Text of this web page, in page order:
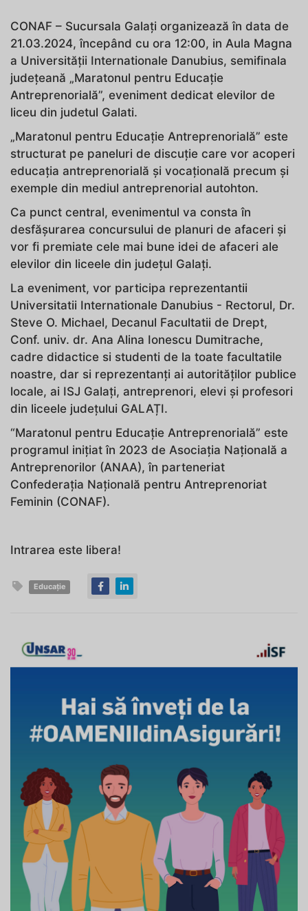
CONAF – Sucursala Galați organizează în data de
21.03.2024, începând cu ora 12:00, in Aula Magna
a Universității Internationale Danubius, semifinala
județeană „Maratonul pentru Educație
Antreprenorială”, eveniment dedicat elevilor de
liceu din judetul Galati.
„Maratonul pentru Educație Antreprenorială” este
structurat pe paneluri de discuție care vor acoperi
educația antreprenorială și vocațională precum și
exemple din mediul antreprenorial autohton.
Ca punct central, evenimentul va consta în
desfășurarea concursului de planuri de afaceri și
vor fi premiate cele mai bune idei de afaceri ale
elevilor din liceele din județul Galați.
La eveniment, vor participa reprezentantii
Universitatii Internationale Danubius - Rectorul, Dr.
Steve O. Michael, Decanul Facultatii de Drept,
Conf. univ. dr. Ana Alina Ionescu Dumitrache,
cadre didactice si studenti de la toate facultatile
noastre, dar si reprezentanți ai autorităților publice
locale, ai ISJ Galați, antreprenori, elevi și profesori
din liceele județului GALAȚI.
“Maratonul pentru Educație Antreprenorială” este
programul inițiat în 2023 de Asociația Națională a
Antreprenorilor (ANAA), în parteneriat
Confederația Națională pentru Antreprenoriat
Feminin (CONAF).
Intrarea este libera!
Educație